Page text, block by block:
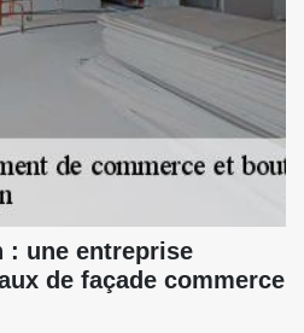
: une entreprise
de façade commerce